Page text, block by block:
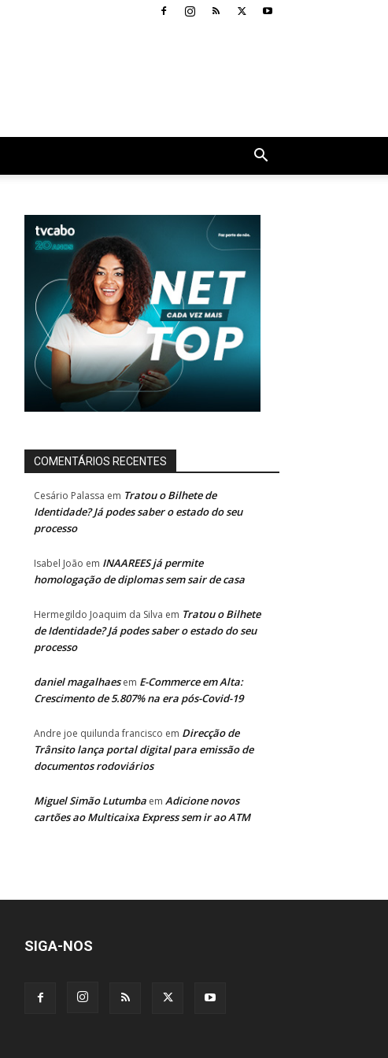
COMENTÁRIOS RECENTES
Cesário Palassa em Tratou o Bilhete de
Identidade? Já podes saber o estado do seu
processo
Isabel João em INAAREES já permite
homologação de diplomas sem sair de casa
Hermegildo Joaquim da Silva em Tratou o Bilhete
de Identidade? Já podes saber o estado do seu
processo
daniel magalhaesem E-Commerce em Alta:
Crescimento de 5.807% na era pós-Covid-19
Andre joe quilunda francisco em Direcção de
Trânsito lança portal digital para emissão de
documentos rodoviários
Miguel Simão Lutumba em Adicione novos
cartões ao Multicaixa Express sem ir ao ATM
SIGA-NOS